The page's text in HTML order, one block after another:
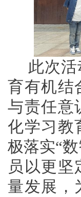
此次
育有机结
与责任意
化学习教
极落实“
员以更
量发展，